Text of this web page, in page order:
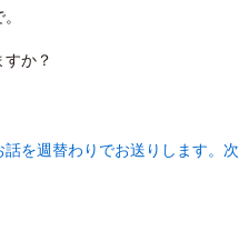
か？
を週替わりでお送りします。